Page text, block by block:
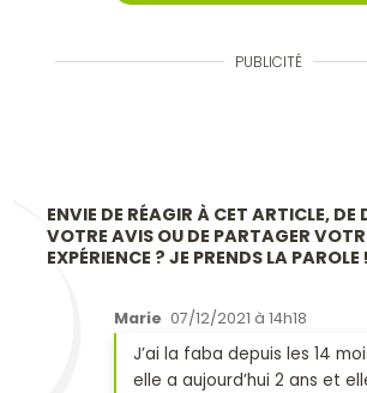
PUBLICITÉ
ENVIE DE RÉAGIR À CET ARTICLE, DE
VOTRE AVIS OU DE PARTAGER
EXPÉRIENCE ? JE PRENDS LA PAROLE !
Marie 07/12/2021 à 14h18
J’ai la faba depuis les 14
elle a aujourd’hui 2 ans et